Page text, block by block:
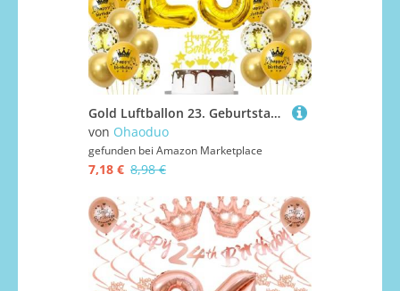
Gold Luftballon 23. Geburtstag,Gold 23 Jahre Geburtstag Party Dekoration,23. Geburtstagsdeko Mann Ballon,Deko 23. Junge Frau,Tortendeko 23 Jahre ,Ballon 23 Jahre
von Ohaoduo
gefunden bei Amazon Marketplace
7,18 € 8,98 €